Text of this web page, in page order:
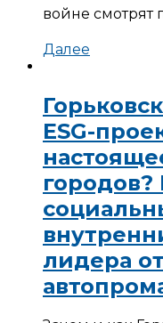
войне смотрят
Далее
ESG-
лидера